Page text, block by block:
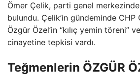
Ömer Çelik, parti genel
bulundu. Çelik’in gündeminde CHP
Özgür Özel’in “kılıç yemin töreni”
cinayetine tepkisi vardı.
Teğmenlerin ÖZGÜR